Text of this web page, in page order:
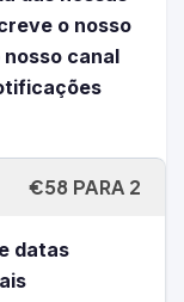
o nosso
nosso canal
€58 PARA 2
datas